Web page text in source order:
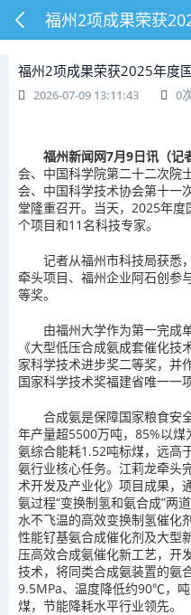
福州2项成果荣获
福州2项成果荣获2025年度
2026-07-09 13:11:43 0
福州新闻网7月9日讯（记
会、中国科学院第二十二次院
会、中国科学技术协会第十一
堂隆重召开。当天，2025年
个项目和11名科技专家。
记者从福州市科技局获悉
牵头项目、福州企业阿石创参
等奖。
由福州大学作为第一完成
《大型低压合成氨成套催化
家科学技术进步奖二等奖，并
国家科学技术奖福建省唯一一
合成氨是保障国家粮食安
年产量超5500万吨，85%以
氨综合能耗1.52吨标煤，远高
氨行业核心任务。江莉龙牵头
术开发及产业化》项目成果，
氨过程“变换制氢和氨合成”两
水不飞温的高效变换制氢催化
性能钌基氨合成催化剂及大型
压高效合成氨催化新工艺，开
技术，将同类合成氨装置的氨
9.5MPa、温度降低约90℃，
煤，节能降耗水平行业领先。